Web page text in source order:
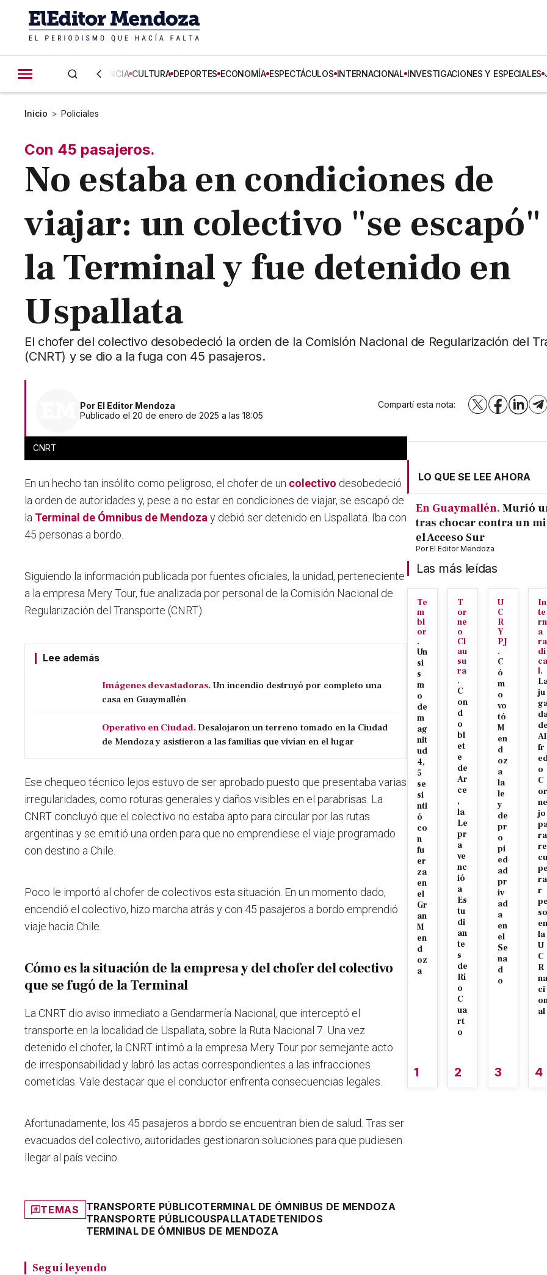
CIENCIA CULTURA DEPORTES ECONOMÍA ESPECTÁCULOS INTERNACIONAL INVESTIGACIONES Y ESPECIALES
Inicio > Policiales
Con 45 pasajeros.
No estaba en condiciones de
viajar: un colectivo "se escapó"
la Terminal y fue detenido en
Uspallata
El chofer del colectivo desobedeció la orden de la Comisión Nacional de Regularización del
(CNRT) y se dio a la fuga con 45 pasajeros.
Por El Editor Mendoza
Publicado el 20 de enero de 2025 a las 18:05
Compartí esta nota: X Facebook
CNRT
En un hecho tan insólito como peligroso, el chofer de un colectivo desobedeció
la orden de autoridades y, pese a no estar en condiciones de viajar, se escapó de
la Terminal de Ómnibus de Mendoza y debió ser detenido en Uspallata. Iba con
45 personas a bordo.
Siguiendo la información publicada por fuentes oficiales, la unidad, perteneciente
a la empresa Mery Tour, fue analizada por personal de la Comisión Nacional de
Regularización del Transporte (CNRT).
Lee además
Imágenes devastadoras. Un incendio destruyó por completo una
casa en Guaymallén
Operativo en Ciudad. Desalojaron un terreno tomado en la Ciudad
de Mendoza y asistieron a las familias que vivían en el lugar
Ese chequeo técnico lejos estuvo de ser aprobado puesto que presentaba varias
irregularidades, como roturas generales y daños visibles en el parabrisas. La
CNRT concluyó que el colectivo no estaba apto para circular por las rutas
argentinas y se emitió una orden para que no emprendiese el viaje programado
con destino a Chile.
Poco le importó al chofer de colectivos esta situación. En un momento dado,
encendió el colectivo, hizo marcha atrás y con 45 pasajeros a bordo emprendió
viaje hacia Chile.
Cómo es la situación de la empresa y del chofer del colectivo
que se fugó de la Terminal
La CNRT dio aviso inmediato a Gendarmería Nacional, que interceptó el
transporte en la localidad de Uspallata, sobre la Ruta Nacional 7. Una vez
detenido el chofer, la CNRT intimó a la empresa Mery Tour por semejante acto
de irresponsabilidad y labró las actas correspondientes a las infracciones
cometidas. Vale destacar que el conductor enfrenta consecuencias legales.
Afortunadamente, los 45 pasajeros a bordo se encuentran bien de salud. Tras ser
evacuados del colectivo, autoridades gestionaron soluciones para que pudiesen
llegar al país vecino.
TEMAS TRANSPORTE PÚBLICOTERMINAL DE ÓMNIBUS DE MENDOZA
TRANSPORTE PÚBLICOUSPALLATADETENIDOS
TERMINAL DE ÓMNIBUS DE MENDOZA
Seguí leyendo
LO QUE SE LEE AHORA
En Guaymallén. Murió
tras chocar contra un
el Acceso Sur
PorEl Editor Mendoza
Las más leídas
Te
m
bl
or
.
Un
si
s
m
o
de
m
ag
nit
ud
4,
5
se
si
nti
ó
co
n
fu
er
za
en
el
Gr
an
M
en
d
oz
a
1
T
or
ne
o
Cl
au
su
ra
.
C
on
d
o
bl
et
e
de
Ar
ce
,
la
Le
pr
a
ve
nc
ió
a
Es
tu
di
an
te
s
de
Rí
o
C
ua
rt
o
2
U
C
R
Y
PJ
.
C
ó
m
o
vo
tó
M
en
d
oz
a
la
le
y
de
pr
o
pi
ed
ad
pr
iv
ad
a
en
el
Se
na
d
o
3
In
te
rn
a
ra
di
ca
l.
ju
de
Al
fr
o
C
or
ne
jo
ra
re
cu
pe
ra
r
pe
so
en
la
U
C
R
na
ci
al
4